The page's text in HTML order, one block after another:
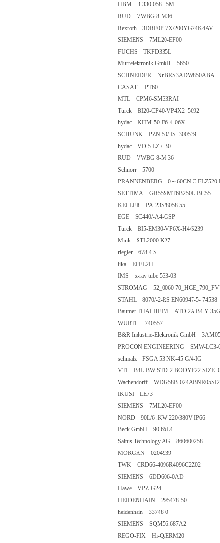
HBM 3-330.058 5M
RUD VWBG 8-M36
Rexroth 3DRE0P-7X/200YG24K4AV
SIEMENS 7ML20-EF00
FUCHS TKFD335L
Murrelektronik GmbH 5650
SCHNEIDER Nr.BRS3ADW850ABA
CASATI PT60
MTL CPM6-SM33RAI
Turck BI20-CP40-VP4X2 5692
hydac KHM-50-F6-4-06X
SCHUNK PZN 50/ IS 300539
hydac VD 5 LZ./-B0
RUD VWBG 8-M 36
Schnorr 5700
PRANNENBERG 0～60CN.C FLZ520
SETTIMA GR55SMT6B250L-BC55
KELLER PA-23S/8058.55
EGE SC440/-A4-GSP
Turck BI5-EM30-VP6X-H4/S239
Mink STL2000 K27
riegler 678.4 S
lika EPFL2H
IMS x-ray tube 533-03
STROMAG 52_0060
STAHL 8070/-2-RS EN60947-5- 74538
Baumer THALHEIM ATD 2A B4 Y 35G
WURTH 740557
B&R Industrie-Elektronik GmbH
PROCON ENGINEERING SMW-LC3-
schmalz FSGA 53 NK-45 G/4-IG
VTI B8L-BW-STD-2 BODYF22 SIZE
Wachendorff WDG58B-
IKUSI LE73
SIEMENS 7ML20-EF00
NORD 90L/6 .KW 220/380V IP66
Beck GmbH 90.65L4
Saltus Technology AG 860600258
MORGAN 0204939
TWK CRD66-4096R4096C2Z02
SIEMENS 6DD606-0AD
Hawe VPZ-G24
HEIDENHAIN 295478-50
heidenhain 33748-0
SIEMENS SQM56.687A2
REGO-FIX Hi-Q/ERM20